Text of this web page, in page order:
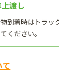
渡し
到着時はトラッ
ください。
て